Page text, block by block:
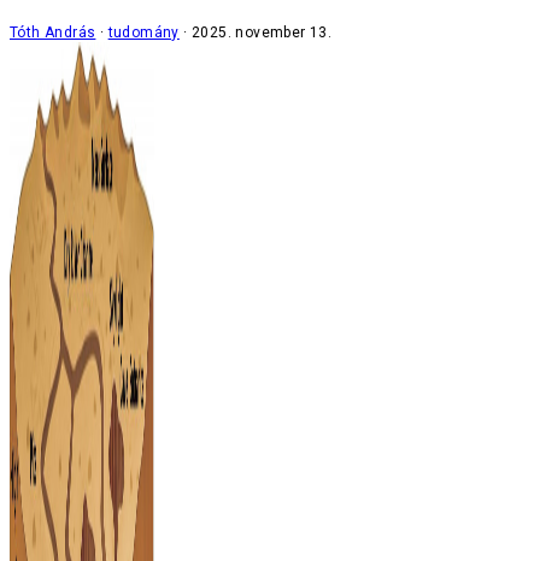
Tóth András tudomány 2025. november 13.